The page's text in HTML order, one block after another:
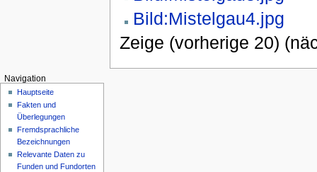
Bild:Mistelgau4.jpg
Zeige (vorherige 20)
Navigation
Hauptseite
Fakten und
Überlegungen
Fremdsprachliche
Bezeichnungen
Relevante Daten zu
Funden und Fundorten